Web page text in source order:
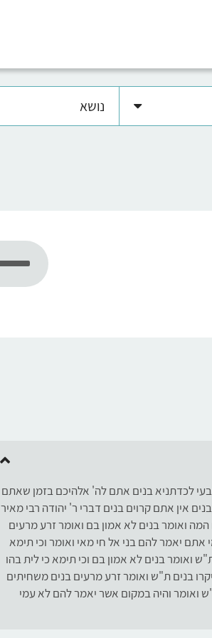
נושא
נגן
אודיו
לכדתניא בנים אתם לה' אלהיכם בזמן שאתם
אין אתם קרוים בנים דברי ר' יהודה רבי מאיר
ואומר בנים לא אמון בם ואומר זרע מרעים
יאמר להם בני אל חי מאי ואומר וכי תימא
ואומר בנים לא אמון בם וכי תימא כי לית בהו
בנים ת"ש ואומר זרע מרעים בנים משחיתים
ואומר והיה במקום אשר יאמר להם לא עמי